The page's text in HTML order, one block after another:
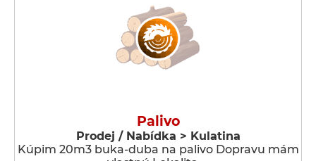
Palivo
Prodej / Nabídka > Kulatina
Kúpim 20m3 buka-duba na palivo Dopravu mám